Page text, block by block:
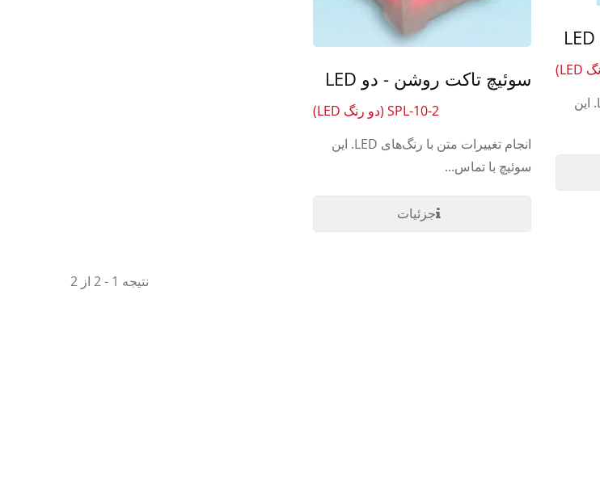
انجام تغییرات متن با رنگ‌های LED. این
سوئیچ تاکت روشن - دو LED
SPL-10-2 (دو رنگ LED)
انجام تغییرات متن با رنگ‌های LED. این
سوئیچ با تماس...
جزئیات
نتیجه 1 - 2 از 2